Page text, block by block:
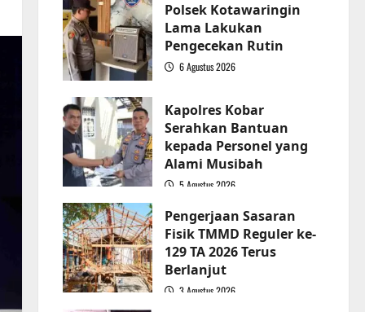
Polsek Kotawaringin
Lama Lakukan
Pengecekan Rutin
6 Agustus 2026
Kapolres Kobar
Serahkan Bantuan
kepada Personel yang
Alami Musibah
5 Agustus 2026
Pengerjaan Sasaran
Fisik TMMD Reguler ke-
129 TA 2026 Terus
Berlanjut
3 Agustus 2026